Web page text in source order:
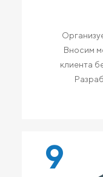
Вносим
клиента
9